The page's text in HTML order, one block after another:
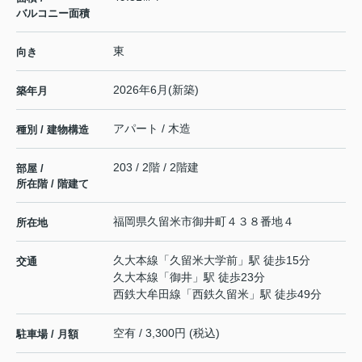
バルコニー面積
向き 東
築年月 2026年6月(新築)
種別 / 建物構造 アパート / 木造
部屋 /
所在階 / 階建て
203 / 2階 / 2階建
所在地 福岡県久留米市御井町４３８番地４
交通 久大本線 「久留米大学前 」駅 徒歩15分
久大本線 「御井 」駅 徒歩23分
西鉄大牟田線 「西鉄久留米 」駅 徒歩49分
駐車場 / 月額 空有 / 3,300円 (税込)